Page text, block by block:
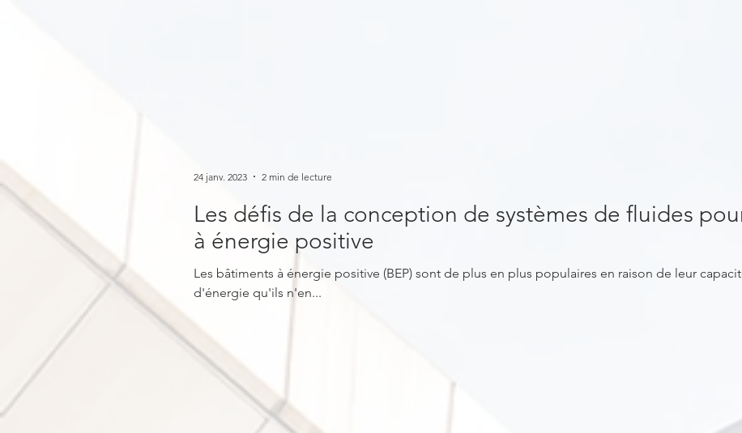
Les défis de la conception de systèmes de fluides
à énergie positive
Les bâtiments à énergie positive (BEP) sont de plus en plus populaires en raison de leur capacité à produire plus
d'énergie qu'ils n'en...
24 janv. 2023 2 min de lecture